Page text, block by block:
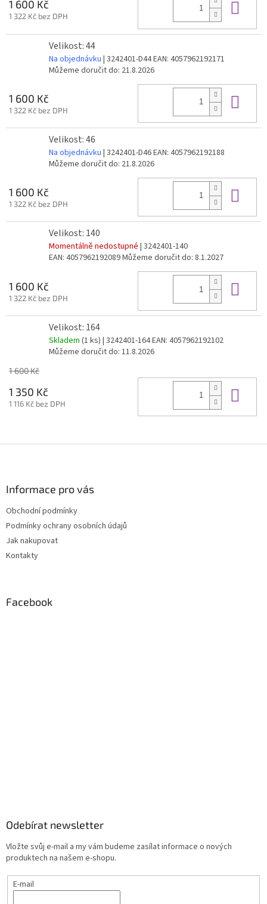
1 600 Kč
1 322 Kč bez DPH
Velikost: 44
Na objednávku | 3242401-D44EAN: 4057962192171
Můžeme doručit do: 21.8.2026
1 600 Kč
1 322 Kč bez DPH
Velikost: 46
Na objednávku | 3242401-D46EAN: 4057962192188
Můžeme doručit do: 21.8.2026
1 600 Kč
1 322 Kč bez DPH
Velikost: 140
Momentálně nedostupné | 3242401-140
EAN: 4057962192089Můžeme doručit do: 8.1.2027
1 600 Kč
1 322 Kč bez DPH
Velikost: 164
Skladem (1 ks) | 3242401-164EAN: 4057962192102
Můžeme doručit do: 11.8.2026
1 600 Kč
1 350 Kč
1 116 Kč bez DPH
Informace pro vás
Obchodní podmínky
Podmínky ochrany osobních údajů
Jak nakupovat
Kontakty
Facebook
Odebírat newsletter
Vložte svůj e-mail a my vám budeme zasílat informace o nových
produktech na našem e-shopu.
E-mail